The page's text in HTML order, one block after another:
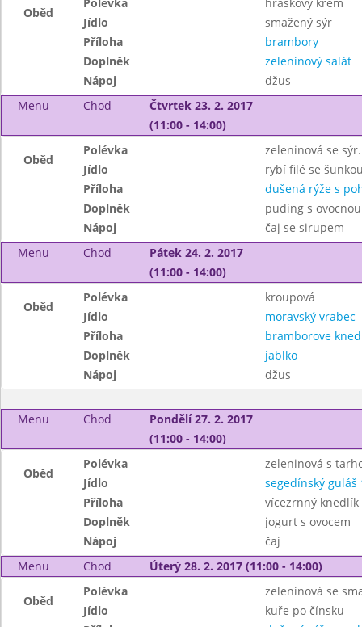
Oběd
Jídlo
smažený sýr
Příloha
brambory
Doplněk
zeleninový salát
Nápoj
džus
Menu
Chod
Čtvrtek 23. 2. 2017
(11:00 - 14:00)
Oběd
Polévka
zeleninová se
Jídlo
rybí filé se
Příloha
dušená rýže s
Doplněk
puding s
Nápoj
čaj se sirupem
Menu
Chod
Pátek 24. 2. 2017
(11:00 - 14:00)
Oběd
Polévka
kroupová
Jídlo
moravský vrabec
Příloha
bramborove
Doplněk
jablko
Nápoj
džus
Menu Chod
Pondělí 27. 2. 2017
(11:00 - 14:00)
Oběd
Polévka
zeleninová s
Jídlo
segedínský guláš
Příloha
vícezrnný knedlík
Doplněk
jogurt s ovocem
Nápoj
čaj
Menu
Chod Úterý 28. 2. 2017 (11:00 - 14:00)
Oběd
Polévka
zeleninová se
Jídlo
kuře po čínsku